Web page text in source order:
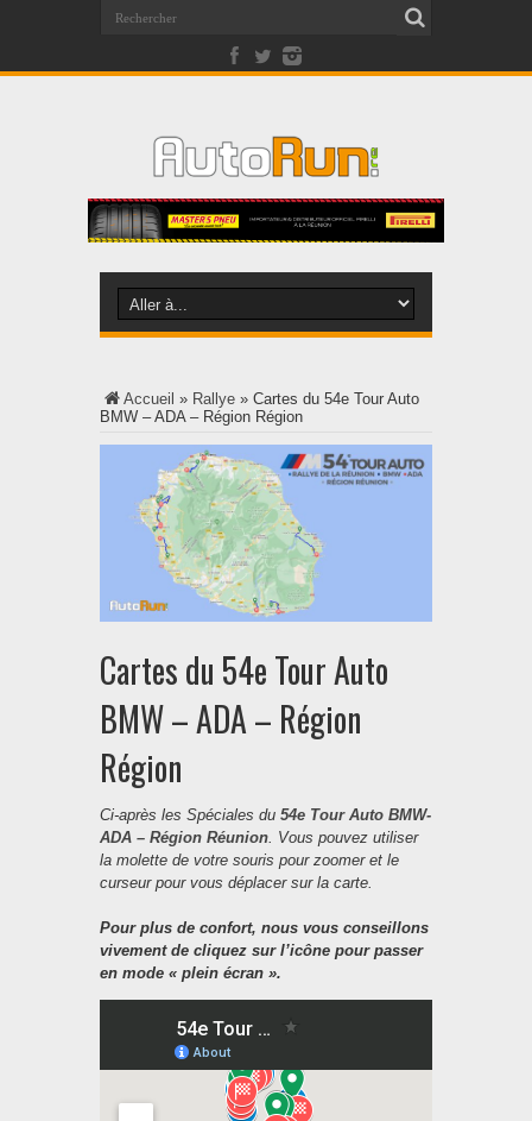
Accueil » Rallye » Cartes du 54e Tour Auto
BMW – ADA – Région Région
Cartes du 54e Tour Auto
BMW – ADA – Région
Région
Ci-après les Spéciales du 54e Tour Auto BMW-
ADA – Région Réunion. Vous pouvez utiliser
la molette de votre souris pour zoomer et le
curseur pour vous déplacer sur la carte.
Pour plus de confort, nous vous conseillons
vivement de cliquez sur l’icône pour passer
en mode « plein écran ».